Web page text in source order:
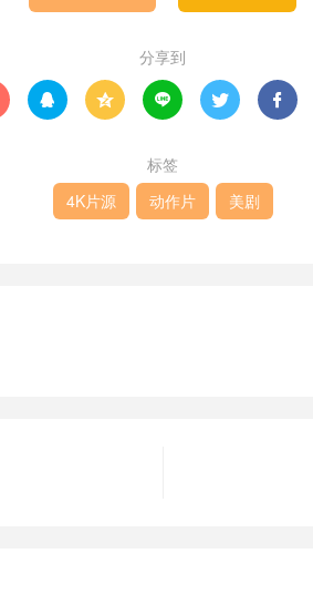
分享到
    
标签
4K片源
动作片 美剧